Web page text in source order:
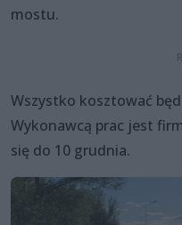
mostu.
Wszystko kosztować
Wykonawcą prac jest
się do 10 grudnia.